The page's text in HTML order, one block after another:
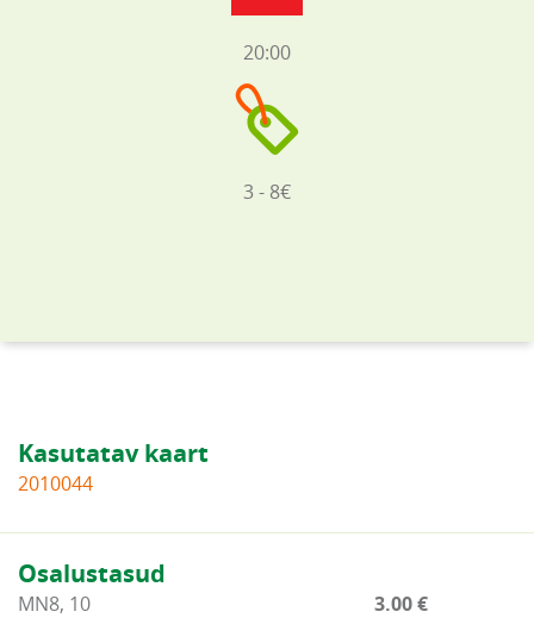
20:00
3 - 8€
Kasutatav kaart
2010044
Osalustasud
MN8, 10
3.00 €